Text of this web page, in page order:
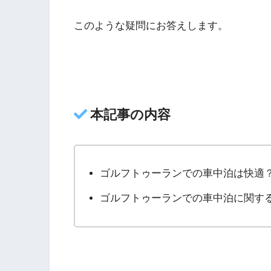
このような疑問にお答えします。
本記事の内容
ゴルフトゥーランでの車中泊は快適
ゴルフトゥーランでの車中泊に関す